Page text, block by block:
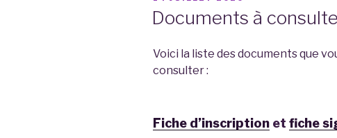
Documents à
Voici la liste des documents que
consulter :
Fiche d’inscription et fiche